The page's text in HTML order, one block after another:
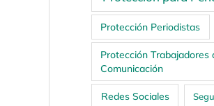
Protección Periodistas
Protección Trabajadores
Comunicación
Redes Sociales